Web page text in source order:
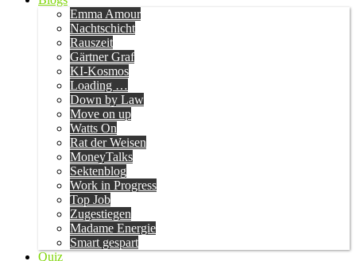
Emma Amour
Nachtschicht
Rauszeit
Gärtner Graf
KI-Kosmos
Loading …
Down by Law
Move on up
Watts On
Rat der Weisen
MoneyTalks
Sektenblog
Work in Progress
Top Job
Zugestiegen
Madame Energie
Smart gespart
Quiz